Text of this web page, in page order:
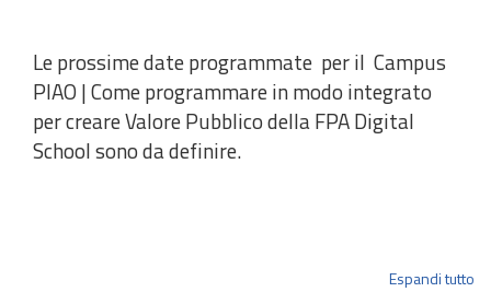
Le prossime date programmate per il Campus
PIAO | Come programmare in modo integrato
per creare Valore Pubblico della FPA Digital
School sono da definire.
Espandi tutto